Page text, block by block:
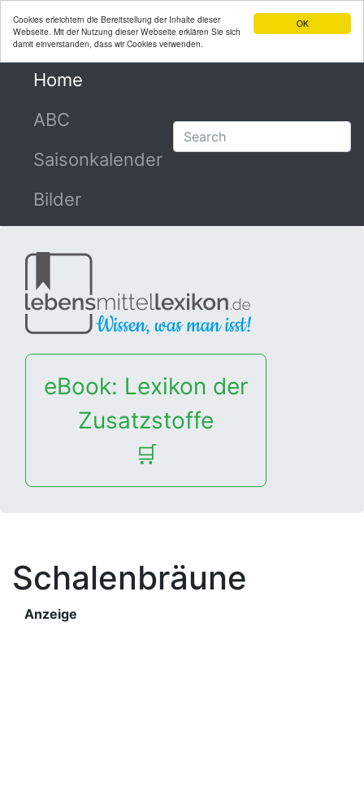
OK
Cookies erleichtern die Bereitstellung der Inhalte dieser
Webseite. Mit der Nutzung dieser Webseite erklären Sie sich
damit einverstanden, dass wir Cookies verwenden.
Home
ABC
Saisonkalender
Bilder
eBook: Lexikon der
Zusatzstoffe
🛒
Schalenbräune
Anzeige